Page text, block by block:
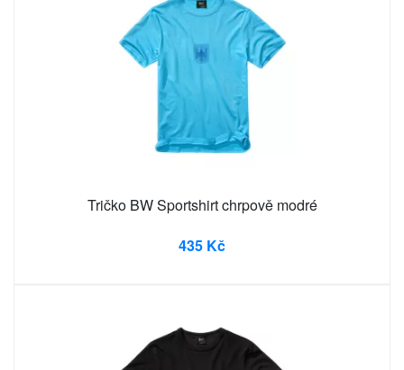
Tričko BW Sportshirt chrpově modré
435 Kč